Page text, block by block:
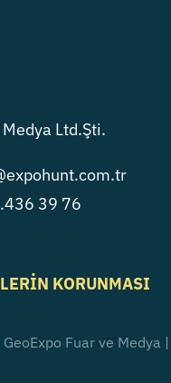
Ltd.Şti.
39 76
KORUNMASI
Fuar ve Medya |